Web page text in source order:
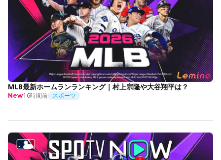
MLB最新ホームランランキング｜村上宗隆や大谷翔平は？
New16時間前 スポーツ